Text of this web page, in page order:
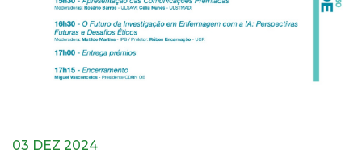
03 DEZ 2024